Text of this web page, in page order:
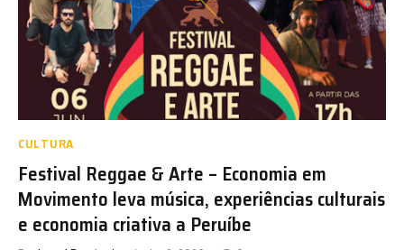
CULTURA
Festival Reggae & Arte – Economia em
Movimento leva música, experiências culturais
e economia criativa a Peruíbe